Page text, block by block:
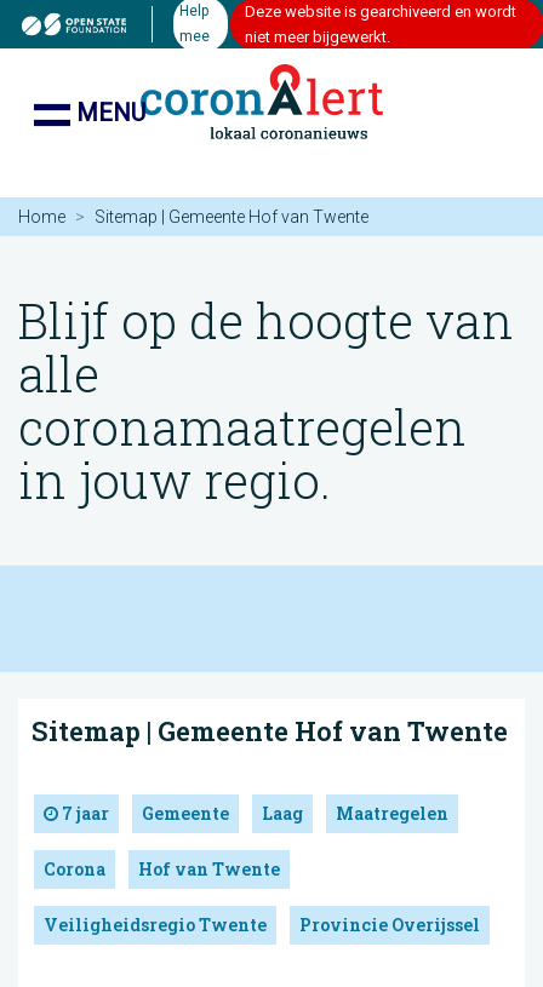
Help
mee
Deze website is gearchiveerd en wordt
niet meer bijgewerkt.
MENU
Home Sitemap | Gemeente Hof van Twente
Blijf op de hoogte van
alle
coronamaatregelen
in jouw regio.
Sitemap | Gemeente Hof van Twente
7 jaar Gemeente Laag Maatregelen
Corona Hof van Twente
Veiligheidsregio Twente Provincie Overijssel